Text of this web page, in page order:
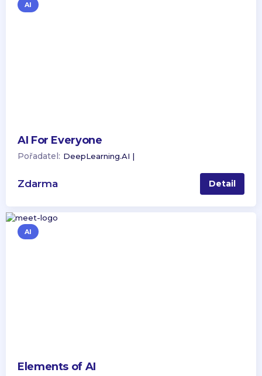
AI For Everyone
AI
Pořadatel: DeepLearning.AI |
Zdarma Detail
Elements of AI
AI